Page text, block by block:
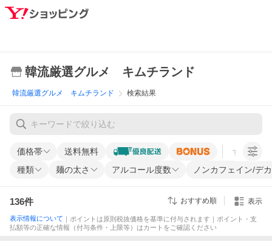
韓流厳選グルメ キムチランド
韓流厳選グルメ キムチランド 検索結果
価格帯 送料無料 すべての条
種類 麺の太さ アルコール度数 ノンカフェイン/デ
136件 おすすめ順 表示
表示情報について ｜ポイントは原則税抜価格を基準に付与されます｜ポイント・支
払額等の正確な情報（付与条件・上限等）はカートをご確認ください